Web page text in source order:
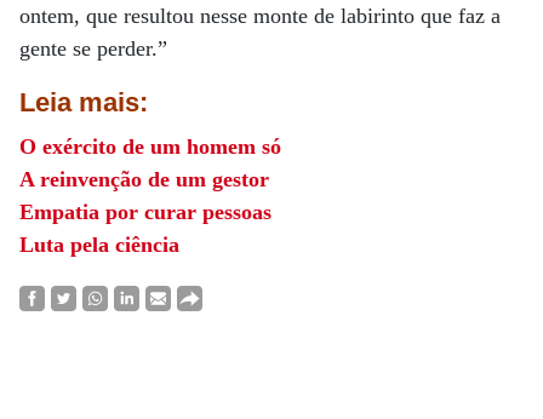
ontem, que resultou nesse monte de labirinto que faz a
gente se perder.”
Leia mais:
O exército de um homem só
A reinvenção de um gestor
Empatia por curar pessoas
Luta pela ciência